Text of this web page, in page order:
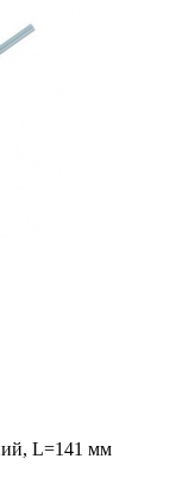
L=141 мм